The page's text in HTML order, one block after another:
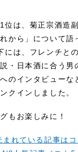
位は、菊正宗酒造
から」について語
には、フレンチと
・日本酒に合う男
のインタビューな
クインしました。
もお楽しみに！
まれている記事は